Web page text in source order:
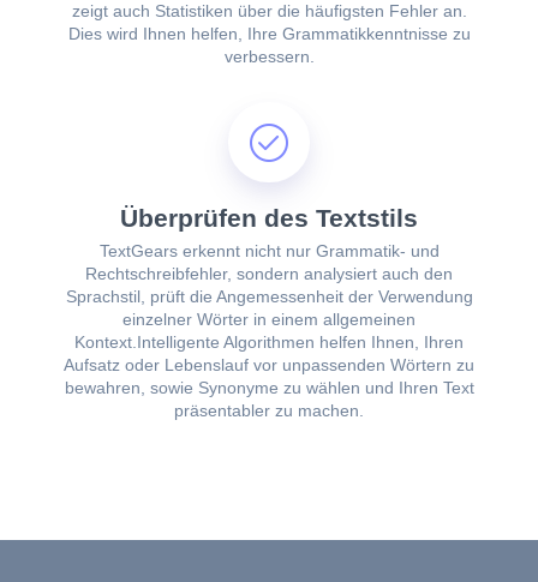
zeigt auch Statistiken über die häufigsten Fehler an.
Dies wird Ihnen helfen, Ihre Grammatikkenntnisse zu
verbessern.
Überprüfen des Textstils
TextGears erkennt nicht nur Grammatik- und
Rechtschreibfehler, sondern analysiert auch den
Sprachstil, prüft die Angemessenheit der Verwendung
einzelner Wörter in einem allgemeinen
Kontext.Intelligente Algorithmen helfen Ihnen, Ihren
Aufsatz oder Lebenslauf vor unpassenden Wörtern zu
bewahren, sowie Synonyme zu wählen und Ihren Text
präsentabler zu machen.